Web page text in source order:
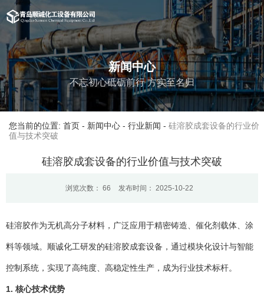
新闻中心
不忘初心砥砺前行 方实至名归
您当前的位置: 首页 - 新闻中心 - 行业新闻 - 硅溶胶成套设备的行业价
值与技术突破
硅溶胶成套设备的行业价值与技术突破
浏览次数： 66 发布时间： 2025-10-22
硅溶胶作为无机高分子材料，广泛应用于精密铸造、催化剂载体、涂
料等领域。顺诚化工研发的硅溶胶成套设备，通过模块化设计与智能
控制系统，实现了高纯度、高稳定性生产，成为行业技术标杆。
1. 核心技术优势